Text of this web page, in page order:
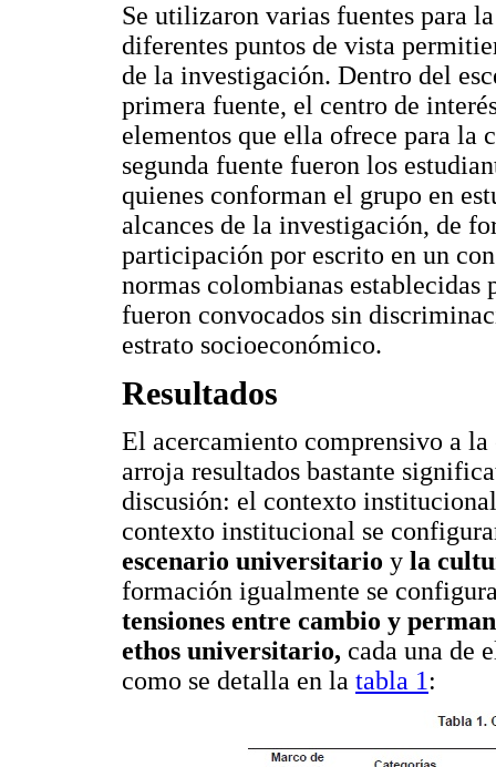
Se utilizaron varias fuentes para
diferentes puntos de vista
de la investigación. Dentro del
primera fuente, el centro de
elementos que ella ofrece para la
segunda fuente fueron los
quienes conforman el grupo en
alcances de la investigación, de
participación por escrito en un
normas colombianas
fueron convocados sin
estrato socioeconómico.
Resultados
El acercamiento comprensivo a
arroja resultados bastante
discusión: el contexto
contexto institucional se
escenario universitario y la
formación igualmente se
tensiones entre cambio y
ethos universitario, cada una de
como se detalla en la tabla 1: